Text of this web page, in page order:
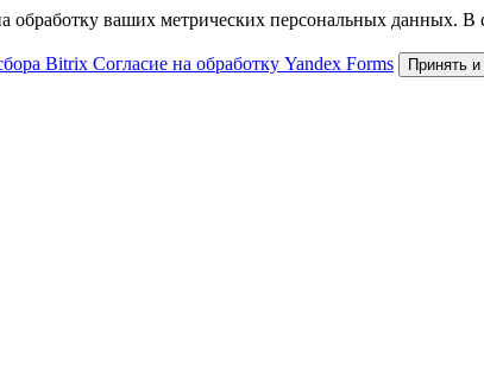
обработку ваших метрических персональных данных. В
Bitrix Согласие на обработку Yandex Forms Принять